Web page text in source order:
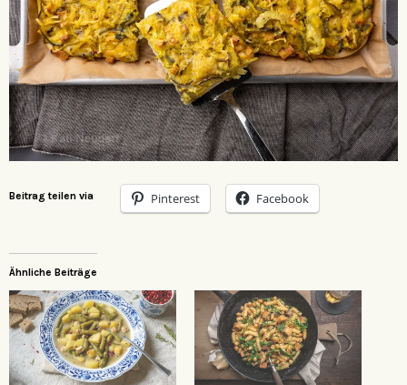
Beitrag teilen via Pinterest Facebook
Ähnliche Beiträge